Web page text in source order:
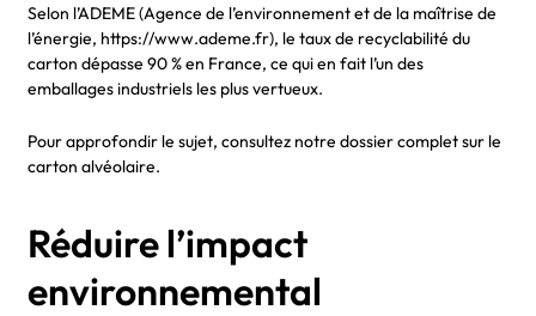
Selon l’ADEME (Agence de l’environnement et de la maîtrise de
l’énergie, https://www.ademe.fr), le taux de recyclabilité du
carton dépasse 90 % en France, ce qui en fait l’un des
emballages industriels les plus vertueux.
Pour approfondir le sujet, consultez notre dossier complet sur le
carton alvéolaire.
Réduire l’impact
environnemental